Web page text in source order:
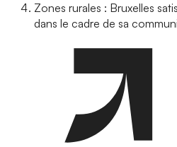
Zones rurales : Bruxelles
dans le cadre de sa